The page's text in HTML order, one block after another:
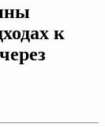
к